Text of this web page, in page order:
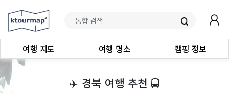
여행 지도 여행 명소 캠핑 정보
‍✈️ 경북 여행 추천 🚍